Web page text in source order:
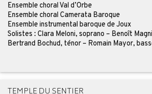
Ensemble choral Val d’Orbe
Ensemble choral Camerata Baroque
Ensemble instrumental baroque de Joux
Solistes : Clara Meloni, soprano – Benoît
Bertrand Bochud, ténor – Romain Mayor,